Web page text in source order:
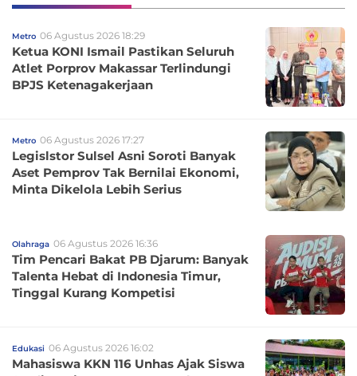
Metro 06 Agustus 2026 18:29
Ketua KONI Ismail Pastikan Seluruh
Atlet Porprov Makassar Terlindungi
BPJS Ketenagakerjaan
Metro 06 Agustus 2026 17:27
Legislstor Sulsel Asni Soroti Banyak
Aset Pemprov Tak Bernilai Ekonomi,
Minta Dikelola Lebih Serius
Olahraga 06 Agustus 2026 16:36
Tim Pencari Bakat PB Djarum: Banyak
Talenta Hebat di Indonesia Timur,
Tinggal Kurang Kompetisi
Edukasi 06 Agustus 2026 16:02
Mahasiswa KKN 116 Unhas Ajak Siswa